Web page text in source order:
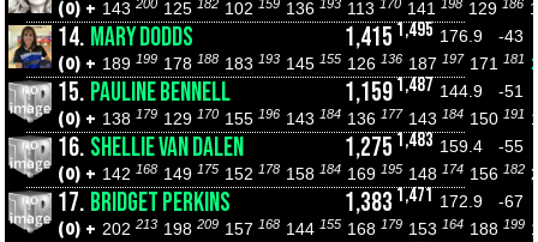
(0) + 143 200 125 182 102 159 136 193 113 170 141 198 129 186
14. MARY DODDS 1,415 1,495 176.9 -43
(0) + 189 199 178 188 183 193 145 155 126 136 187 197 171 181
15. PAULINE BENNELL 1,1591,487 144.9 -51
(0) + 138 179 129 170 155 196 143 184 136 177 143 184 150 191
16. SHELLIE VAN DALEN 1,275 1,483 159.4 -55
(0) + 142 168 149 175 152 178 158 184 169 195 148 174 156 182
17. BRIDGET PERKINS 1,383 1,471 172.9 -67
(0) + 202 213 198 209 157 168 144 155 168 179 153 164 188 199